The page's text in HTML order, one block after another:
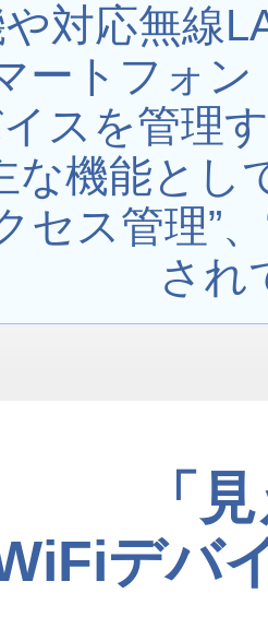
対応無線
ートフォ
スを管理
な機能とし
セス管理”
され
「
デバ